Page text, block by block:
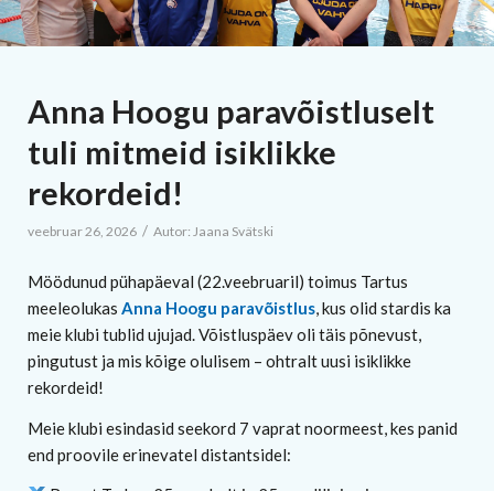
Anna Hoogu paravõistluselt
tuli mitmeid isiklikke
rekordeid!
veebruar 26, 2026 / Autor: Jaana Svätski
Möödunud pühapäeval (22.veebruaril) toimus Tartus
meeleolukas Anna Hoogu paravõistlus, kus olid stardis ka
meie klubi tublid ujujad. Võistluspäev oli täis põnevust,
pingutust ja mis kõige olulisem – ohtralt uusi isiklikke
rekordeid!
Meie klubi esindasid seekord 7 vaprat noormeest, kes panid
end proovile erinevatel distantsidel: